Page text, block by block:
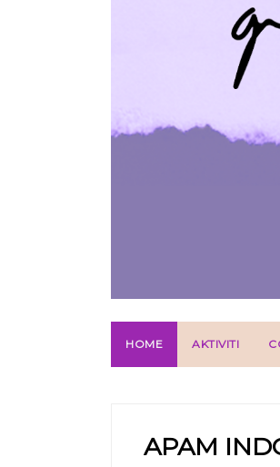
HOME AKTIVITI
APAM